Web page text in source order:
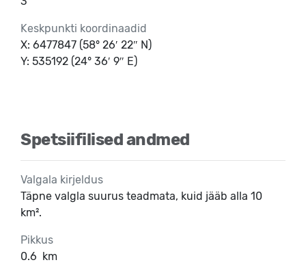
Keskpunkti koordinaadid
X: 6477847 (58° 26′ 22″ N)
Y: 535192 (24° 36′ 9″ E)
Spetsiifilised andmed
Valgala kirjeldus
Täpne valgla suurus teadmata, kuid jääb alla 10
km².
Pikkus
0.6 km